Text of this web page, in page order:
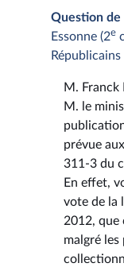
Question de
Essonne (2e
Républicains
M. Franck
M. le
prévue
311-3 du
En effet,
vote de la
2012, que
malgré